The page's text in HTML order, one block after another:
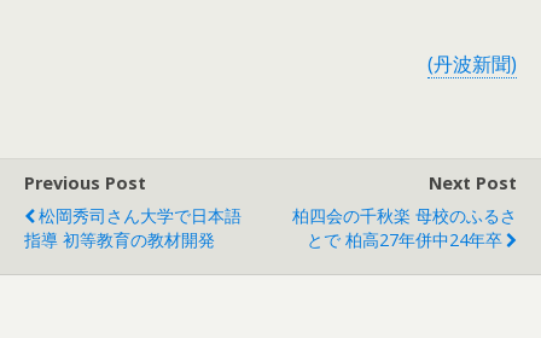
(丹波新聞)
Previous Post
松岡秀司さん大学で日本語
指導 初等教育の教材開発
Next Post
柏四会の千秋楽 母校のふるさ
とで 柏高27年併中24年卒